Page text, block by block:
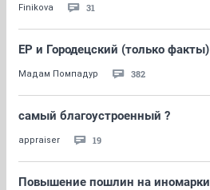
Finikova 31
ЕР и Городецский (только факты)
Мадам Помпадур 382
самый благоустроенный ?
appraiser 19
Повышение пошлин на иномарки